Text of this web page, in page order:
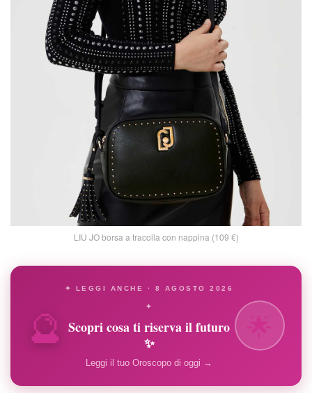
LIU JO borsa a tracolla con nappina (109 €)
🔮
✦ LEGGI ANCHE · 8 AGOSTO 2026
✦
Scopri cosa ti riserva il futuro
✨
Leggi il tuo Oroscopo di oggi →